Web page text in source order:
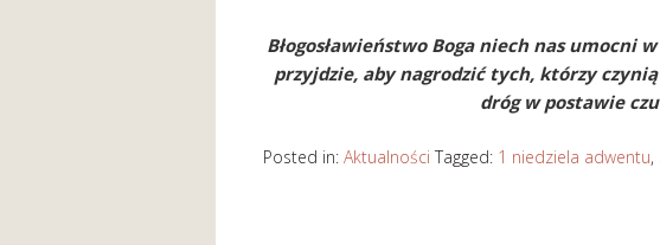
Błogosławieństwo Boga niech nas umocni
przyjdzie, aby nagrodzić tych, którzy
dróg w postawie
Posted in: Aktualności Tagged: 1 niedziela adwentu,